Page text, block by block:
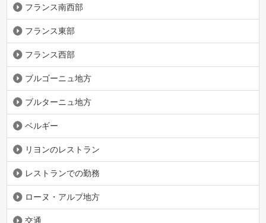
フランス南西部
フランス東部
フランス西部
ブルゴーニュ地方
ブルターニュ地方
ベルギー
リヨンのレストラン
レストランでの勤務
ローヌ・アルプ地方
交通